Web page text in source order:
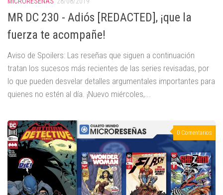
MR DC 230 - Adiós [REDACTED], ¡que la
fuerza te acompañe!
Aviso de Spoilers: Las reseñas que siguen a continuación
tratan los sucesos más recientes de las series revisadas, por
lo que pueden desvelar detalles argumentales importantes para
quienes no estén al día. ¡Nuevo miércoles,...
0 Comentarios